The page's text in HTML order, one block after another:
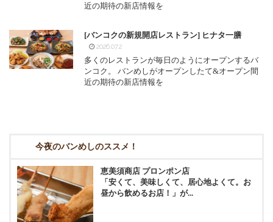
近の期待の新店情報を
[バンコクの新規開店レストラン] ヒナタ一膳
2026.07.2
多くのレストランが毎日のようにオープンするバ
ンコク。 バンめしがオープンしたて&オープン間
近の期待の新店情報を
今夜のバンめしのススメ！
恵美須商店 プロンポン店
「安くて、美味しくて、居心地よくて。お
昼から飲めるお店！」が...